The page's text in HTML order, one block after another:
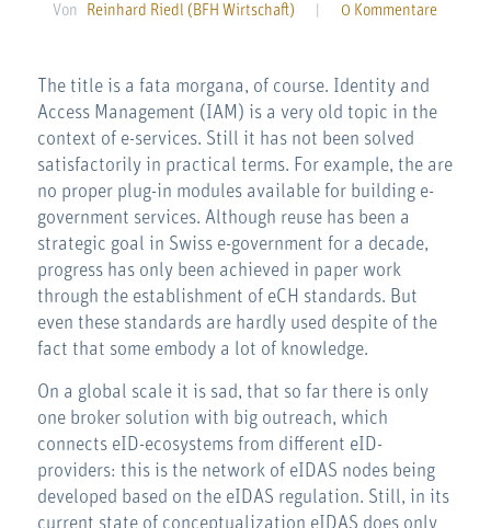
Von Reinhard Riedl (BFH Wirtschaft) 0 Kommentare
The title is a fata morgana, of course. Identity and
Access Management (IAM) is a very old topic in the
context of e-services. Still it has not been solved
satisfactorily in practical terms. For example, the are
no proper plug-in modules available for building e-
government services. Although reuse has been a
strategic goal in Swiss e-government for a decade,
progress has only been achieved in paper work
through the establishment of eCH standards. But
even these standards are hardly used despite of the
fact that some embody a lot of knowledge.
On a global scale it is sad, that so far there is only
one broker solution with big outreach, which
connects eID-ecosystems from different eID-
providers: this is the network of eIDAS nodes being
developed based on the eIDAS regulation. Still, in its
current state of conceptualization eIDAS does only